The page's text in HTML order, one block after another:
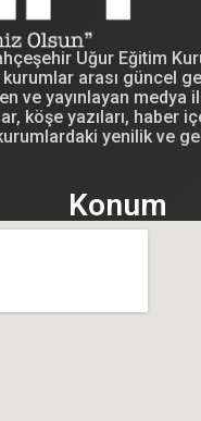
Uğur Eğitim
arası güncel
ve yayınlayan medya
köşe yazıları, haber
yenilik ve
Konum